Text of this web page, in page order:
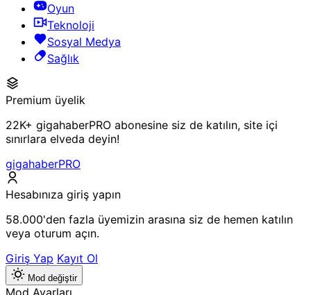
Oyun
Teknoloji
Sosyal Medya
Sağlık
Premium üyelik
22K+ gigahaberPRO abonesine siz de katılın, site içi
sınırlara elveda deyin!
gigahaberPRO
Hesabınıza giriş yapın
58.000'den fazla üyemizin arasına siz de hemen katılın
veya oturum açın.
Giriş Yap Kayıt Ol
Mod değiştir